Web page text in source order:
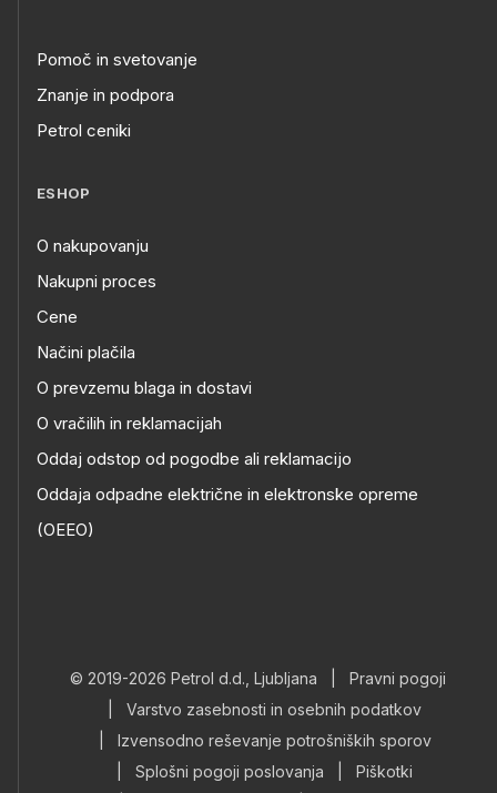
Pomoč in svetovanje
Znanje in podpora
Petrol ceniki
ESHOP
O nakupovanju
Nakupni proces
Cene
Načini plačila
O prevzemu blaga in dostavi
O vračilih in reklamacijah
Oddaj odstop od pogodbe ali reklamacijo
Oddaja odpadne električne in elektronske opreme
(OEEO)
© 2019-2026 Petrol d.d., Ljubljana
Pravni pogoji
Varstvo zasebnosti in osebnih podatkov
Izvensodno reševanje potrošniških sporov
Splošni pogoji poslovanja Piškotki